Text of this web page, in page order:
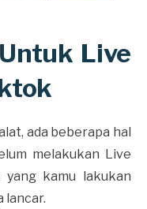
Live
ada beberapa hal
melakukan Live
kamu lakukan
lancar.